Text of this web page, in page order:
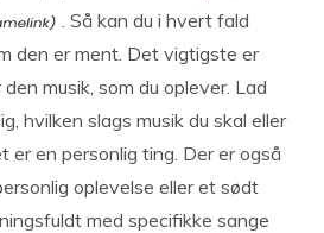
. Så kan du i hvert fald
den er ment. Det vigtigste er
musik, som du oplever. Lad
hvilken slags musik du skal eller
er en personlig ting. Der er også
oplevelse eller et sødt
med specifikke sange